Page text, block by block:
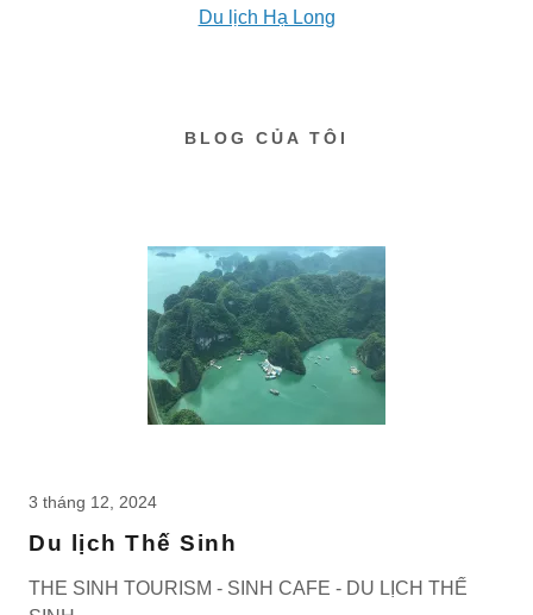
Du lịch Hạ Long
BLOG CỦA TÔI
3 tháng 12, 2024
Du lịch Thế Sinh
THE SINH TOURISM - SINH CAFE - DU LỊCH THẾ